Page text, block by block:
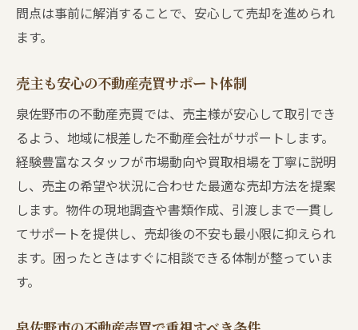
問点は事前に解消することで、安心して売却を進められ
ます。
売主も安心の不動産売買サポート体制
泉佐野市の不動産売買では、売主様が安心して取引でき
るよう、地域に根差した不動産会社がサポートします。
経験豊富なスタッフが市場動向や買取相場を丁寧に説明
し、売主の希望や状況に合わせた最適な売却方法を提案
します。物件の現地調査や書類作成、引渡しまで一貫し
てサポートを提供し、売却後の不安も最小限に抑えられ
ます。困ったときはすぐに相談できる体制が整っていま
す。